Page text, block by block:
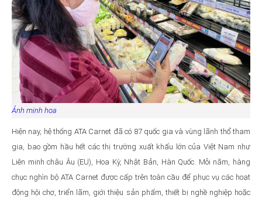
Ảnh minh hoa
Hiện nay, hệ thống ATA Carnet đã có 87 quốc gia và vùng lãnh thổ tham
gia, bao gồm hầu hết các thị trường xuất khẩu lớn của Việt Nam như
Liên minh châu Âu (EU), Hoa Kỳ, Nhật Bản, Hàn Quốc. Mỗi năm, hàng
chục nghìn bộ ATA Carnet được cấp trên toàn cầu để phục vụ các hoạt
động hội chợ, triển lãm, giới thiệu sản phẩm, thiết bị nghề nghiệp hoặc